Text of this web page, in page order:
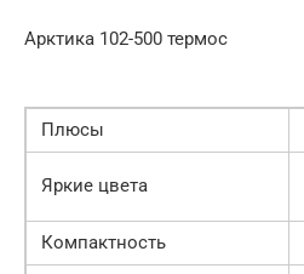
Арктика 102-500 термос
Плюсы
Яркие цвета
Компактность